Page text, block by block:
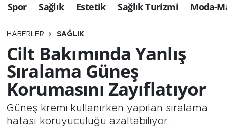
Spor Sağlık Estetik Sağlık Turizmi Moda-
HABERLER SAĞLIK
Cilt Bakımında Yanlış
Sıralama Güneş
Korumasını Zayıflatıyor
Güneş kremi kullanırken yapılan sıralama
hatası koruyuculuğu azaltabiliyor.
Estetik
Firmalardan
Güncel
İş ve Ekonomi
Moda-Magazin-Eğlence
Hava Durumu
Namaz Vakitleri
Trafik Durumu
Şampiyonlar Ligi Puan Durumu ve Fikstür
Tüm Manşetler